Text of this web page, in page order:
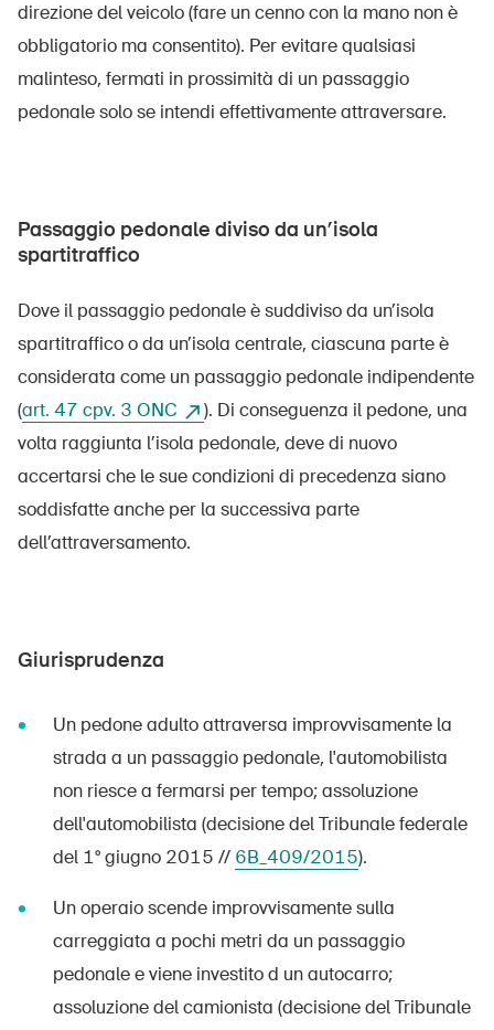
direzione del veicolo (fare un cenno con la mano non è
obbligatorio ma consentito). Per evitare qualsiasi
malinteso, fermati in prossimità di un passaggio
pedonale solo se intendi effettivamente attraversare.
Passaggio pedonale diviso da un’isola
spartitraffico
Dove il passaggio pedonale è suddiviso da un’isola
spartitraffico o da un’isola centrale, ciascuna parte è
considerata come un passaggio pedonale indipendente
(art. 47 cpv. ​3 ONC
​). Di conseguenza il pedone, una
volta raggiunta l’isola pedonale, deve di nuovo
accertarsi che le sue condizioni di precedenza siano
soddisfatte anche per la successiva parte
dell’attraversamento.
Giurisprudenza
Un pedone adulto attraversa improvvisamente la
strada a un passaggio pedonale, l'automobilista
non riesce a fermarsi per tempo; assoluzione
dell'automobilista (decisione del Tribunale federale
del 1° giugno 2015 // 6B_409/2015).
Un operaio scende improvvisamente sulla
carreggiata a pochi metri da un passaggio
pedonale e viene investito d un autocarro;
assoluzione del camionista (decisione del Tribunale